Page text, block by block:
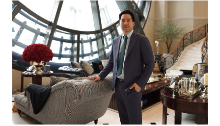
ซา
ซ่า
ส์
หัวหิน
ผ่าน EIA
APPROVED
พร้อม
เดิน
หน้า
ลุย